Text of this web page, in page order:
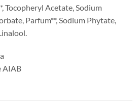
Tocopheryl Acetate, Sodium
Parfum**, Sodium Phytate,
AIAB